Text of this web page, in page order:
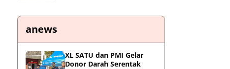
anews
XL SATU dan PMI Gelar
Donor Darah Serentak